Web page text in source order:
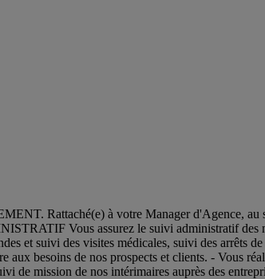
Rattaché(e) à votre Manager d'Agence,
Vous assurez le suivi administratif
et suivi des visites médicales, suivi des
besoins de nos prospects et clients. - Vous
de mission de nos intérimaires auprès des